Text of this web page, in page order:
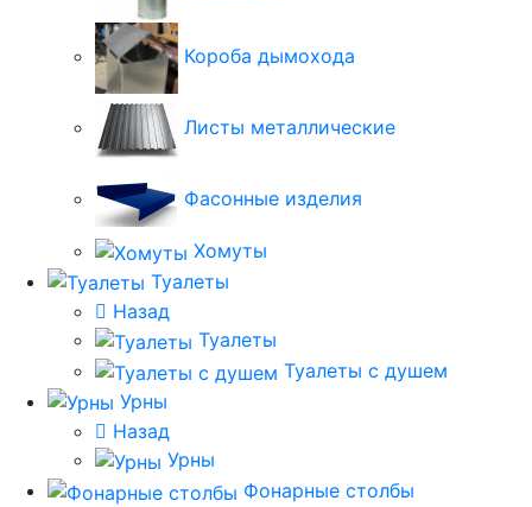
Короба дымохода
Листы металлические
Фасонные изделия
Хомуты
Туалеты
Назад
Туалеты
Туалеты с душем
Урны
Назад
Урны
Фонарные столбы